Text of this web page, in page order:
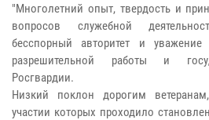
"Многолетний опыт, твердость и
вопросов служебной
бесспорный авторитет и
разрешительной работы и
Росгвардии.
Низкий поклон дорогим
участии которых проходило